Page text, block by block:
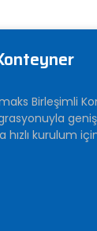
Birleşimli
hızlı kurulum